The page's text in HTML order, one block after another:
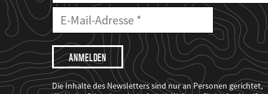
E-
Mailadresse
Mail
Adresse
Ich
möchte,
dass
der
WWF
mich
Die Inhalte des Newsletters sind nur an Personen gerichtet,